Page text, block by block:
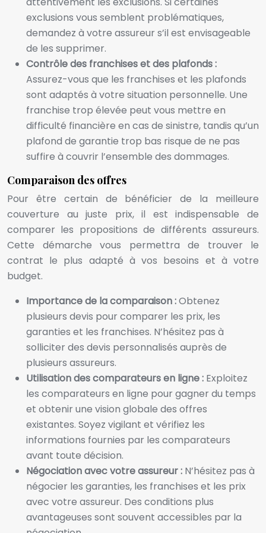
exclusions vous semblent problématiques,
demandez à votre assureur s’il est envisageable
de les supprimer.
Contrôle des franchises et des plafonds :
Assurez-vous que les franchises et les plafonds
sont adaptés à votre situation personnelle. Une
franchise trop élevée peut vous mettre en
difficulté financière en cas de sinistre, tandis qu’un
plafond de garantie trop bas risque de ne pas
suffire à couvrir l’ensemble des dommages.
Comparaison des offres
Pour être certain de bénéficier de la meilleure
couverture au juste prix, il est indispensable de
comparer les propositions de différents assureurs.
Cette démarche vous permettra de trouver le
contrat le plus adapté à vos besoins et à votre
budget.
Importance de la comparaison :Obtenez
plusieurs devis pour comparer les prix, les
garanties et les franchises. N’hésitez pas à
solliciter des devis personnalisés auprès de
plusieurs assureurs.
Utilisation des comparateurs en ligne : Exploitez
les comparateurs en ligne pour gagner du temps
et obtenir une vision globale des offres
existantes. Soyez vigilant et vérifiez les
informations fournies par les comparateurs
avant toute décision.
Négociation avec votre assureur : N’hésitez pas à
négocier les garanties, les franchises et les prix
avec votre assureur. Des conditions plus
avantageuses sont souvent accessibles par la